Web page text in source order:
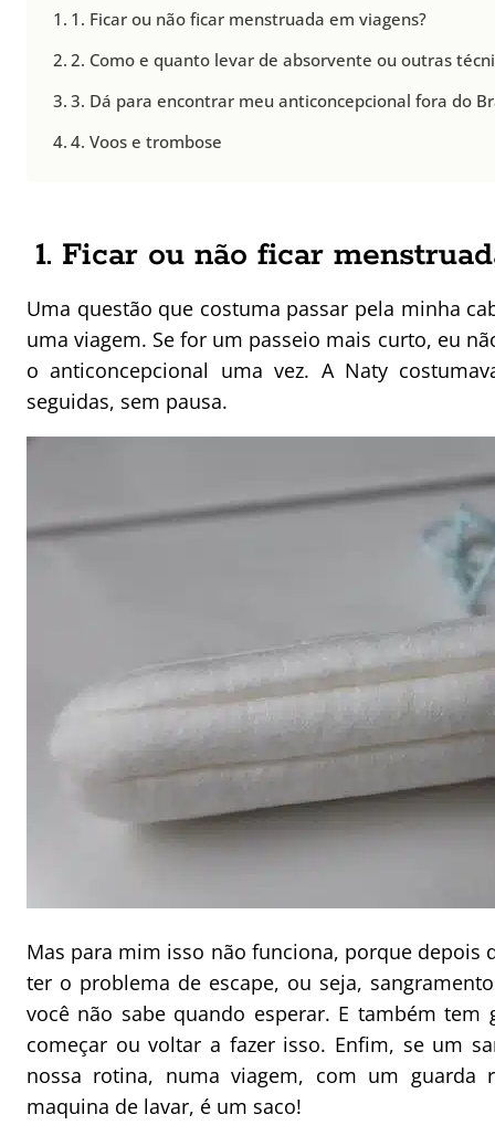
1. Ficar ou não ficar menstruada em viagens?
2. Como e quanto levar de absorvente ou outras
3. Dá para encontrar meu anticoncepcional fora do
4. Voos e trombose
1. Ficar ou não ficar
Uma questão que costuma passar pela minha
uma viagem. Se for um passeio mais curto, eu
o anticoncepcional uma vez. A Naty
seguidas, sem pausa.
Mas para mim isso não funciona, porque depois
ter o problema de escape, ou seja,
você não sabe quando esperar. E também
começar ou voltar a fazer isso. Enfim, se um
nossa rotina, numa viagem, com um
maquina de lavar, é um saco!